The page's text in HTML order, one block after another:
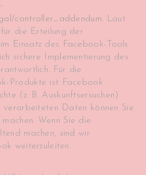
controller_addendum. Laut
die Erteilung der
Einsatz des Facebook-Tools
sichere Implementierung des
Für die
Produkte ist Facebook
(z. B. Auskunftsersuchen)
Daten können Sie
Wenn Sie die
machen, sind wir
weiterzuleiten.